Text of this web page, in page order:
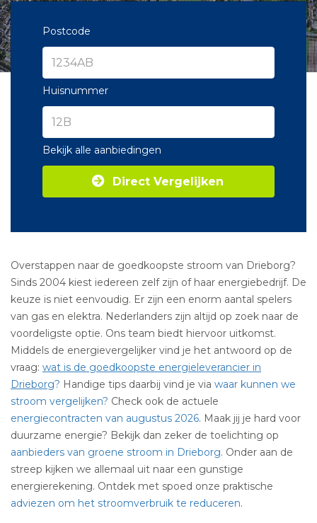
Postcode
Huisnummer
Bekijk alle aanbiedingen
Direct Vergelijken
Overstappen naar de goedkoopste stroom van Drieborg?
Sinds 2004 kiest iedereen zelf zijn of haar energiebedrijf. De
keuze is niet eenvoudig. Er zijn een enorm aantal spelers
van gas en elektra. Nederlanders zijn altijd op zoek naar de
voordeligste optie. Ons team biedt hiervoor uitkomst.
Middels de energievergelijker vind je het antwoord op de
vraag: wat is de goedkoopste energieleverancier in
Drieborg? Handige tips daarbij vind je via waar kunnen we
stroom vergelijken? Check ook de actuele
energiecontracten van augustus 2026. Maak jij je hard voor
duurzame energie? Bekijk dan zeker de toelichting op
aanbieders van groene stroom in Drieborg. Onder aan de
streep kijken we allemaal uit naar een gunstige
energierekening. Ontdek met spoed onze praktische
adviezen om het stroomverbruik te reduceren.